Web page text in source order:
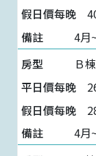
4月
Ｂ
4月